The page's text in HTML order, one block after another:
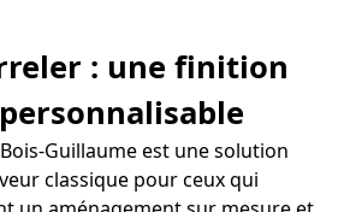
: une finition
Guillaume est une solution
classique pour ceux qui